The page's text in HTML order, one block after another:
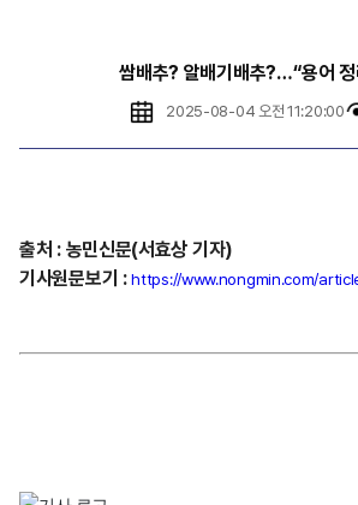
쌈배추? 알배기배추?…“용어
2025-08-04 오전 11:20:00
출처 : 농민신문(서효상 기자)
기사원문보기 :https://www.nongmin.com/